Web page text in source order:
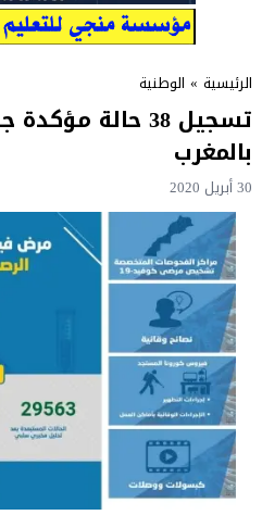
الرئيسية » الوطنية
تسجيل 38 حالة
بالمغرب
30 أبريل 2020